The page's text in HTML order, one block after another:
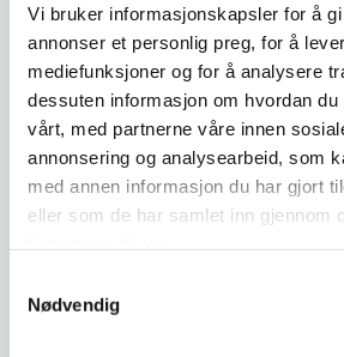
Vi bruker informasjonskapsler for å
annonser et personlig preg, for å
mediefunksjoner og for å analysere
dessuten informasjon om hvordan
vårt, med partnerne våre innen
annonsering og analysearbeid, som
med annen informasjon du har gjort
eller som de har samlet inn gjennom
Nødvendig
boligforsyning. Særlig at eierlinja utfordres
krevende å komme inn i boligmarkedet
0 Feed